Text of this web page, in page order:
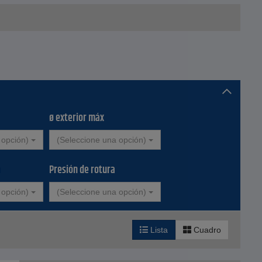
a base
ø exterior máx
(Seleccione una opción)
Presión de rotura
(Seleccione una opción)
Lista Cuadro